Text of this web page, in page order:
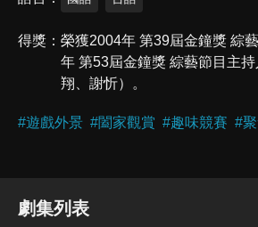
得獎
榮獲2004年 第39屆金鐘獎 綜
年 第53屆金鐘獎 綜藝節目主
翔、謝忻）。
#遊戲外景 #闔家觀賞 #趣味競賽 #
劇集列表